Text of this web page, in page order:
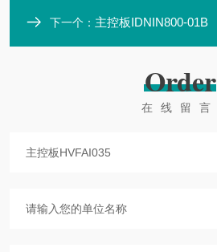
下一个： 主控板IDNIN800-01B
Order
在线留言